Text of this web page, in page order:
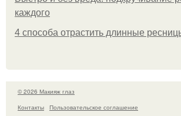
каждого
4 способа отрастить длинные
© 2026 Макияж глаз
Контакты
Пользовательское соглашение